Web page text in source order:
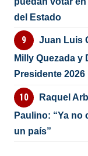
del Estado
Juan Luis
Milly Quezada y
Presidente 2026
Raquel
Paulino: “Ya
un país”